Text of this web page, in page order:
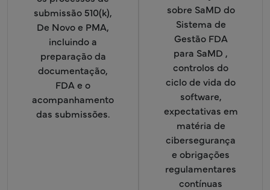
submissão 510(k),
De Novo e PMA,
incluindo a
preparação da
documentação,
FDA e o
acompanhamento
das submissões.
sobre SaMD do
Sistema de
Gestão FDA
para SaMD ,
controlos do
ciclo de vida do
software,
expectativas em
matéria de
cibersegurança
e obrigações
regulamentares
contínuas